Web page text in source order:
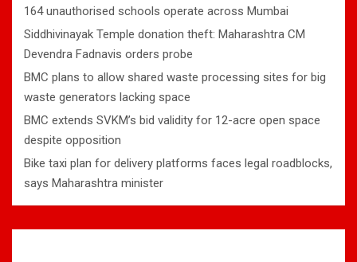
164 unauthorised schools operate across Mumbai
Siddhivinayak Temple donation theft: Maharashtra CM
Devendra Fadnavis orders probe
BMC plans to allow shared waste processing sites for big
waste generators lacking space
BMC extends SVKM’s bid validity for 12-acre open space
despite opposition
Bike taxi plan for delivery platforms faces legal roadblocks,
says Maharashtra minister